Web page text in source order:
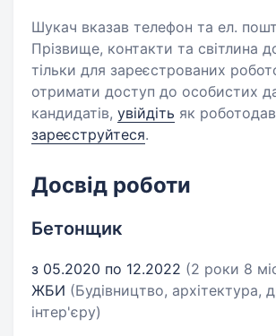
Шукач вказав телефон та ел.
Прізвище, контакти та світлина
тільки для зареєстрованих
отримати доступ до особистих
кандидатів, увійдіть як
зареєструйтеся.
Досвід роботи
Бетонщик
з 05.2020 по 12.2022 (2 роки 8
ЖБИ (Будівництво, архітектура,
інтер'єру)